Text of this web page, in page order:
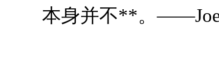
本身并不**。——Joe